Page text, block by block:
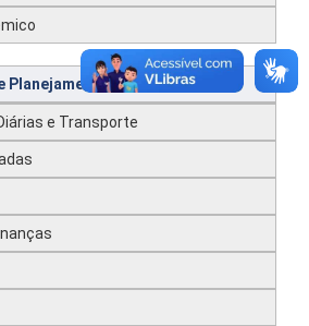
e Administração
e Transporte